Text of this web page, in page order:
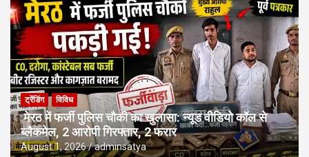
ट्रेंडिंग विविध
मेरठ में फर्जी पुलिस चौकी का खुलासा: न्यूड वीडियो कॉल से
ब्लैकमेल, 2 आरोपी गिरफ्तार, 2 फरार
August 1, 2026 adminsatya